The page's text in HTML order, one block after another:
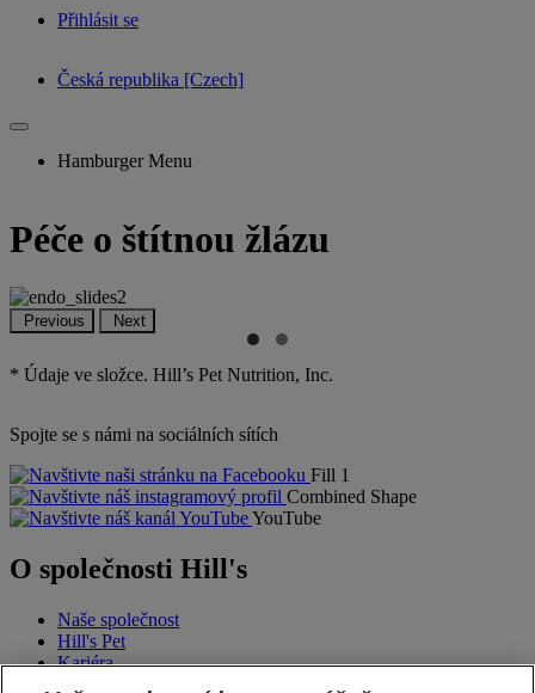
Přihlásit se
Česká republika [Czech]
Hamburger Menu
Péče o štítnou žlázu
Previous Next
* Údaje ve složce. Hill’s Pet Nutrition, Inc.
Spojte se s námi na sociálních sítích
Fill 1
Combined Shape
YouTube
O společnosti Hill's
Naše společnost
Hill's Pet
Kariéra